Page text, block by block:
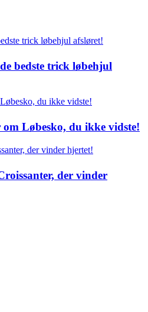
bedste trick løbehjul
om Løbesko, du ikke vidste!
der vinder